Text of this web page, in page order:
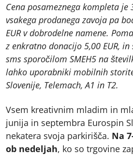
Cena posameznega kompleta je
vsakega prodanega zavoja pa
EUR v dobrodelne namene.
z enkratno donacijo 5,00 EUR,
sms sporočilom SMEH5 na
lahko uporabniki mobilnih
Slovenije, Telemach, A1 in T2.
Vsem kreativnim mladim in
junija in septembra Eurospin
nekatera svoja parkirišča. Na
ob nedeljah, ko so trgovine